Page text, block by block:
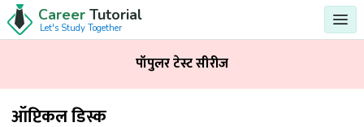
Career Tutorial
Let's Study Together
ऑप्टिकल डिस्क
पॉपुलर टेस्ट सीरीज